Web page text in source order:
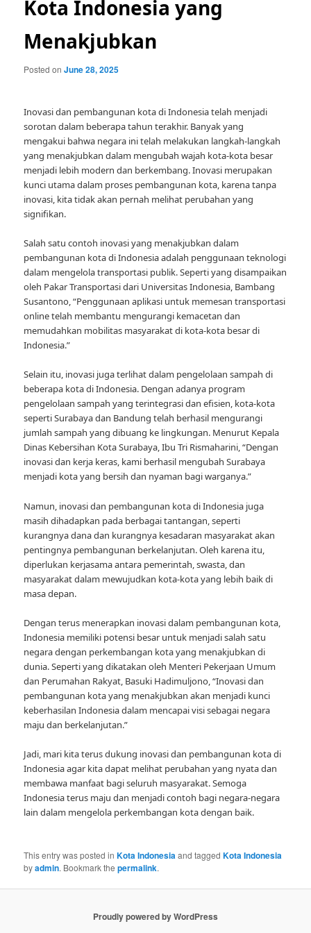
Kota Indonesia yang
Menakjubkan
Posted onJune 28, 2025
Inovasi dan pembangunan kota di Indonesia telah menjadi
sorotan dalam beberapa tahun terakhir. Banyak yang
mengakui bahwa negara ini telah melakukan langkah-langkah
yang menakjubkan dalam mengubah wajah kota-kota besar
menjadi lebih modern dan berkembang. Inovasi merupakan
kunci utama dalam proses pembangunan kota, karena tanpa
inovasi, kita tidak akan pernah melihat perubahan yang
signifikan.
Salah satu contoh inovasi yang menakjubkan dalam
pembangunan kota di Indonesia adalah penggunaan teknologi
dalam mengelola transportasi publik. Seperti yang disampaikan
oleh Pakar Transportasi dari Universitas Indonesia, Bambang
Susantono, “Penggunaan aplikasi untuk memesan transportasi
online telah membantu mengurangi kemacetan dan
memudahkan mobilitas masyarakat di kota-kota besar di
Indonesia.”
Selain itu, inovasi juga terlihat dalam pengelolaan sampah di
beberapa kota di Indonesia. Dengan adanya program
pengelolaan sampah yang terintegrasi dan efisien, kota-kota
seperti Surabaya dan Bandung telah berhasil mengurangi
jumlah sampah yang dibuang ke lingkungan. Menurut Kepala
Dinas Kebersihan Kota Surabaya, Ibu Tri Rismaharini, “Dengan
inovasi dan kerja keras, kami berhasil mengubah Surabaya
menjadi kota yang bersih dan nyaman bagi warganya.”
Namun, inovasi dan pembangunan kota di Indonesia juga
masih dihadapkan pada berbagai tantangan, seperti
kurangnya dana dan kurangnya kesadaran masyarakat akan
pentingnya pembangunan berkelanjutan. Oleh karena itu,
diperlukan kerjasama antara pemerintah, swasta, dan
masyarakat dalam mewujudkan kota-kota yang lebih baik di
masa depan.
Dengan terus menerapkan inovasi dalam pembangunan kota,
Indonesia memiliki potensi besar untuk menjadi salah satu
negara dengan perkembangan kota yang menakjubkan di
dunia. Seperti yang dikatakan oleh Menteri Pekerjaan Umum
dan Perumahan Rakyat, Basuki Hadimuljono, “Inovasi dan
pembangunan kota yang menakjubkan akan menjadi kunci
keberhasilan Indonesia dalam mencapai visi sebagai negara
maju dan berkelanjutan.”
Jadi, mari kita terus dukung inovasi dan pembangunan kota di
Indonesia agar kita dapat melihat perubahan yang nyata dan
membawa manfaat bagi seluruh masyarakat. Semoga
Indonesia terus maju dan menjadi contoh bagi negara-negara
lain dalam mengelola perkembangan kota dengan baik.
This entry was posted inKota Indonesiaand taggedKota Indonesia
byadmin. Bookmark thepermalink.
Proudly powered by WordPress